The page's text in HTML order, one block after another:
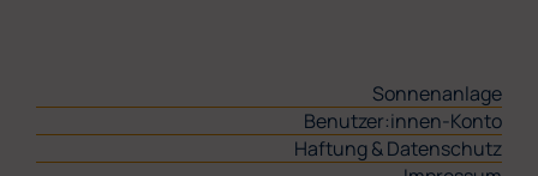
Sonnenanlage
Benutzer:innen-Konto
Haftung & Datenschutz